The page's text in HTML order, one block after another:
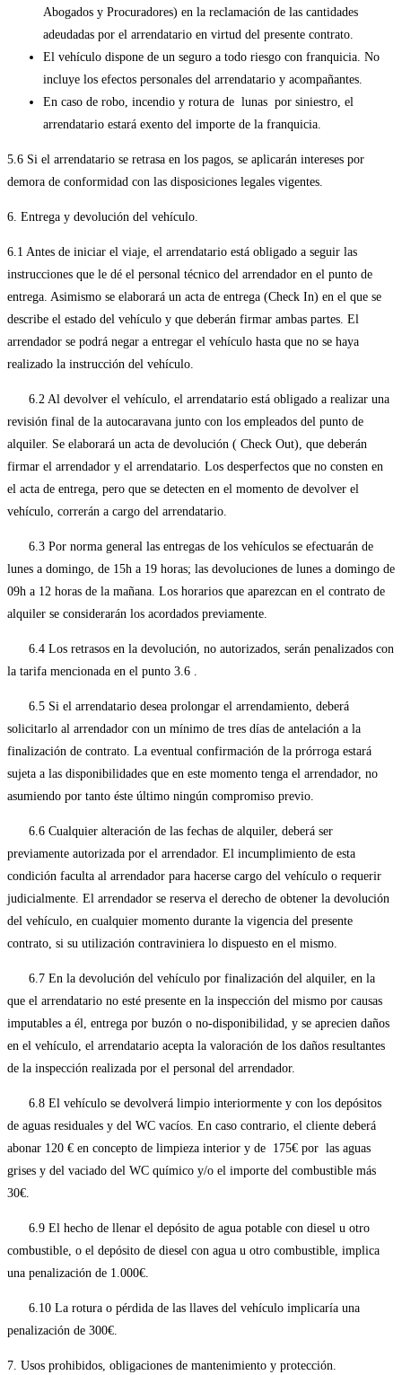
Abogados y Procuradores) en la reclamación de las cantidades
adeudadas por el arrendatario en virtud del presente contrato.
El vehículo dispone de un seguro a todo riesgo con franquicia. No
incluye los efectos personales del arrendatario y acompañantes.
En caso de robo, incendio y rotura de lunas por siniestro, el
arrendatario estará exento del importe de la franquicia.
5.6 Si el arrendatario se retrasa en los pagos, se aplicarán intereses por
demora de conformidad con las disposiciones legales vigentes.
6. Entrega y devolución del vehículo.
6.1 Antes de iniciar el viaje, el arrendatario está obligado a seguir las
instrucciones que le dé el personal técnico del arrendador en el punto de
entrega. Asimismo se elaborará un acta de entrega (Check In) en el que se
describe el estado del vehículo y que deberán firmar ambas partes. El
arrendador se podrá negar a entregar el vehículo hasta que no se haya
realizado la instrucción del vehículo.
6.2 Al devolver el vehículo, el arrendatario está obligado a realizar una
revisión final de la autocaravana junto con los empleados del punto de
alquiler. Se elaborará un acta de devolución ( Check Out), que deberán
firmar el arrendador y el arrendatario. Los desperfectos que no consten en
el acta de entrega, pero que se detecten en el momento de devolver el
vehículo, correrán a cargo del arrendatario.
6.3 Por norma general las entregas de los vehículos se efectuarán de
lunes a domingo, de 15h a 19 horas; las devoluciones de lunes a domingo de
09h a 12 horas de la mañana. Los horarios que aparezcan en el contrato de
alquiler se considerarán los acordados previamente.
6.4 Los retrasos en la devolución, no autorizados, serán penalizados con
la tarifa mencionada en el punto 3.6 .
6.5 Si el arrendatario desea prolongar el arrendamiento, deberá
solicitarlo al arrendador con un mínimo de tres días de antelación a la
finalización de contrato. La eventual confirmación de la prórroga estará
sujeta a las disponibilidades que en este momento tenga el arrendador, no
asumiendo por tanto éste último ningún compromiso previo.
6.6 Cualquier alteración de las fechas de alquiler, deberá ser
previamente autorizada por el arrendador. El incumplimiento de esta
condición faculta al arrendador para hacerse cargo del vehículo o requerir
judicialmente. El arrendador se reserva el derecho de obtener la devolución
del vehículo, en cualquier momento durante la vigencia del presente
contrato, si su utilización contraviniera lo dispuesto en el mismo.
6.7 En la devolución del vehículo por finalización del alquiler, en la
que el arrendatario no esté presente en la inspección del mismo por causas
imputables a él, entrega por buzón o no-disponibilidad, y se aprecien daños
en el vehículo, el arrendatario acepta la valoración de los daños resultantes
de la inspección realizada por el personal del arrendador.
6.8 El vehículo se devolverá limpio interiormente y con los depósitos
de aguas residuales y del WC vacíos. En caso contrario, el cliente deberá
abonar 120 € en concepto de limpieza interior y de 175€ por las aguas
grises y del vaciado del WC químico y/o el importe del combustible más
30€.
6.9 El hecho de llenar el depósito de agua potable con diesel u otro
combustible, o el depósito de diesel con agua u otro combustible, implica
una penalización de 1.000€.
6.10 La rotura o pérdida de las llaves del vehículo implicaría una
penalización de 300€.
7. Usos prohibidos, obligaciones de mantenimiento y protección.